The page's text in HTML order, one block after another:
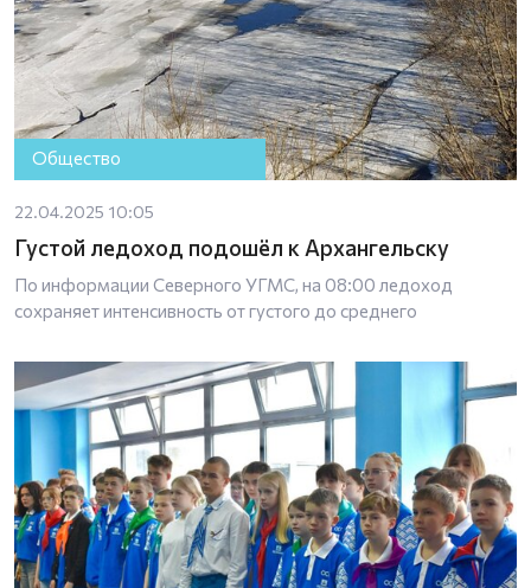
Общество
22.04.2025 10:05
Густой ледоход подошёл к Архангельску
По информации Северного УГМС, на 08:00 ледоход
сохраняет интенсивность от густого до среднего